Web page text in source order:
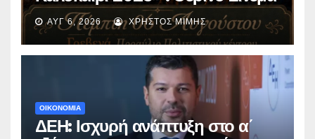
με την βραβευμένη ταινία
«Μικρές Ανάσες».
ΑΥΓ 6, 2026 ΧΡΉΣΤΟΣ ΜΊΜΗΣ
ΟΙΚΟΝΟΜΙΑ
ΔΕΗ: Ισχυρή ανάπτυξη στο α΄